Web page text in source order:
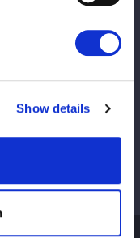
Show details